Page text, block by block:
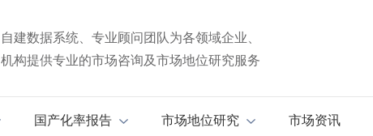
自建数据系统、专业顾问团队为各领域企业、
机构提供专业的市场咨询及市场地位研究服务
国产化率报告 市场地位研究 市场资讯